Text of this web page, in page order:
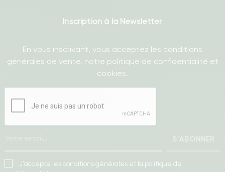
Inscription à la Newsletter
En vous inscrivant, vous acceptez les conditions
générales de vente, notre politique de confidentialité et
cookies.
S'ABONNER
J'accepte les conditions générales et la politique de